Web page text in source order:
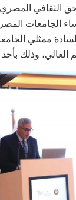
الثقافي
الجامعات
ممثلي
العالي، وذلك